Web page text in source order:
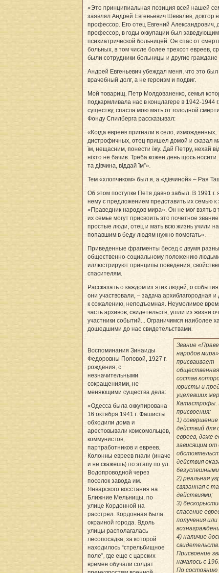
«Это принципиальная позиция всей нашей
заявлял Андрей Евгеньевич Шевалев, доктор
профессор. Его отец Евгений Александрович,
профессор, в годы оккупации был
психиатрической больницей. Он спас от
больных, в том числе более трехсот евреев,
были сотрудники больницы и другие
Андрей Евгеньевич убеждал меня, что это был
врачебный долг, а не героизм и подвиг.
Мой товарищ, Петр Молдованенко, семья
подкармливала нас в концлагере в 1942-1944
существу, спасла мою мать от голодной
Фонду Спилберга рассказывал:
«Когда евреев пригнали в село, изможденных,
дистрофичных, отец пришел домой и сказал
їм, нещасним, понести їжу. Дай Петру, нехай
ніхто не бачив. Треба кожен день щось
та дівчина, віддай їм”».
Тем «хлопчиком» был я, а «дівчиной» – Рая
Об этом поступке Петя давно забыл. В 1991 г.
нему с предложением представить их семью к
«Праведник народов мира». Он не мог взять в
их семье могут присвоить это почетное
простые люди, отец и мать всю жизнь учили
попавшим в беду людям нужно помогать».
Приведенные фрагменты бесед с двумя
общественно-социальному положению
иллюстрируют принципы поведения,
спасителям.
Рассказать о каждом из этих людей, о
они участвовали, – задача архиблагородная и
к сожалению, неподъемная. Неумолимое
часть архивов, свидетельств, ушли из жизни
участники событий... Ограничимся наиболее
дошедшими до нас свидетельствами.
Звание
народов мира»
присваивает
общественная
состав
юристы и
уцелевших
Катастрофы.
присвоения:
1)
действий для
евреев, даже
зависящим от
действия
2) реальная
связанная с
действиями;
3)
спасение
получения
4) наличие
свидетельств.
Присвоение
началось с
По состоянию
Воспоминания Зинаиды
Федоровны Поповой, 1927 г.
рождения, с
незначительными
сокращениями, не
меняющими существа дела:
«Одесса была оккупирована
16 октября 1941 г. Фашисты
обходили дома и
арестовывали комсомольцев,
коммунистов,
партработников и евреев.
Колонны евреев гнали (иначе
и не скажешь) по этапу по ул.
Водопроводной через
поселок завода им.
Январского восстания на
Ближние Мельницы, по
улице Кордонной на
расстрел. Кордонная была
окраиной города. Вдоль
улицы располагалась
лесопосадка, за которой
находилось “стрельбищное
поле”, где еще с цар­ских
времен обучали солдат